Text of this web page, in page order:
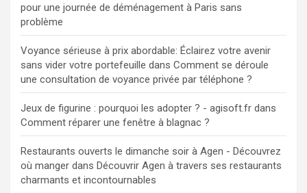
pour une journée de déménagement à Paris sans
problème
Voyance sérieuse à prix abordable: Éclairez votre avenir
sans vider votre portefeuille dans Comment se déroule
une consultation de voyance privée par téléphone ?
Jeux de figurine : pourquoi les adopter ? - agisoft.fr dans
Comment réparer une fenêtre à blagnac ?
Restaurants ouverts le dimanche soir à Agen - Découvrez
où manger dans Découvrir Agen à travers ses restaurants
charmants et incontournables